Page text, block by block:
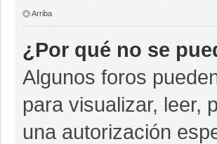
Arriba
¿Por qué no se
Algunos foros
para visualizar, leer,
una autorización